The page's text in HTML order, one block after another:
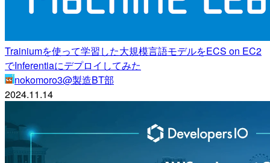
Trainiumを使って学習した大規模言語モデルをECS on EC2
でInferentiaにデプロイしてみた
nokomoro3@製造BT部
2024.11.14